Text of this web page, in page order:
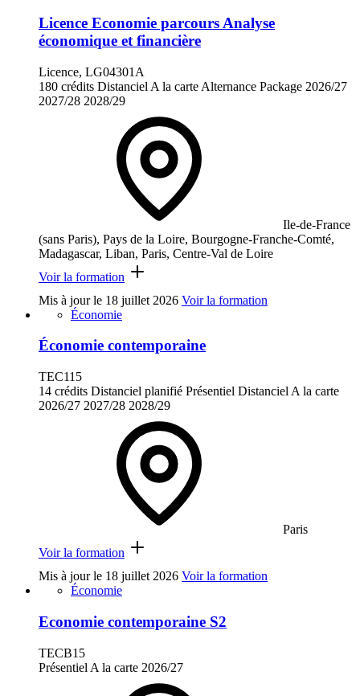
Licence Economie parcours Analyse
économique et financière
Licence, LG04301A
180 crédits Distanciel A la carte Alternance Package 2026/27
2027/28 2028/29
Ile-de-France
(sans Paris), Pays de la Loire, Bourgogne-Franche-Comté,
Madagascar, Liban, Paris, Centre-Val de Loire
Voir la formation
Mis à jour le 18 juillet 2026 Voir la formation
Économie
Économie contemporaine
TEC115
14 crédits Distanciel planifié Présentiel Distanciel A la carte
2026/27 2027/28 2028/29
Paris
Voir la formation
Mis à jour le 18 juillet 2026 Voir la formation
Économie
Economie contemporaine S2
TECB15
Présentiel A la carte 2026/27